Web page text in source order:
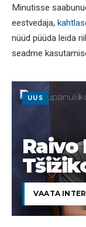
Minutisse
eestvedaja,
nüüd püüda leida
seadme
UUS
Raivo
VAATA